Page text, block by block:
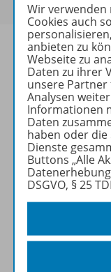
Weitere
Wir
Cookies auch
anbieten zu
Webseite zu
Daten zu ihrer
unsere Partner
Analysen
Informationen
Daten
haben oder
Dienste
Buttons „Alle
DSGVO, § 25